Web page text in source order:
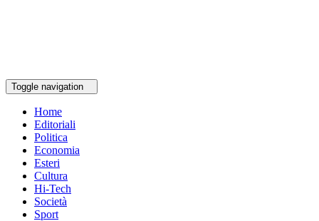
Toggle navigation
Home
Editoriali
Politica
Economia
Esteri
Cultura
Hi-Tech
Società
Sport